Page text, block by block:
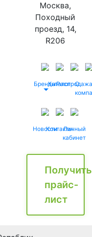
Москва,
Походный
проезд, 14,
R206
БрендыКаталог
Распродажа
О
НовостиКонтактыЛичный
кабинет
Получить
прайс-
лист